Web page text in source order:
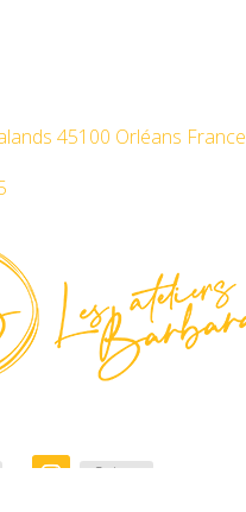
45100 Orléans France
Suivre